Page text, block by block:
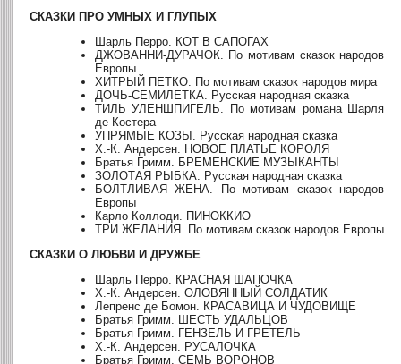
СКАЗКИ ПРО УМНЫХ И ГЛУПЫХ
Шарль Перро. КОТ В САПОГАХ
ДЖОВАННИ-ДУРАЧОК. По мотивам сказок народов
Европы
ХИТРЫЙ ПЕТКО. По мотивам сказок народов мира
ДОЧЬ-СЕМИЛЕТКА. Русская народная сказка
ТИЛЬ УЛЕНШПИГЕЛЬ. По мотивам романа Шарля
де Костера
УПРЯМЫЕ КОЗЫ. Русская народная сказка
Х.-К. Андерсен. НОВОЕ ПЛАТЬЕ КОРОЛЯ
Братья Гримм. БРЕМЕНСКИЕ МУЗЫКАНТЫ
ЗОЛОТАЯ РЫБКА. Русская народная сказка
БОЛТЛИВАЯ ЖЕНА. По мотивам сказок народов
Европы
Карло Коллоди. ПИНОККИО
ТРИ ЖЕЛАНИЯ. По мотивам сказок народов Европы
СКАЗКИ О ЛЮБВИ И ДРУЖБЕ
Шарль Перро. КРАСНАЯ ШАПОЧКА
Х.-К. Андерсен. ОЛОВЯННЫЙ СОЛДАТИК
Лепренс де Бомон. КРАСАВИЦА И ЧУДОВИЩЕ
Братья Гримм. ШЕСТЬ УДАЛЬЦОВ
Братья Гримм. ГЕНЗЕЛЬ И ГРЕТЕЛЬ
Х.-К. Андерсен. РУСАЛОЧКА
Братья Гримм. СЕМЬ ВОРОНОВ